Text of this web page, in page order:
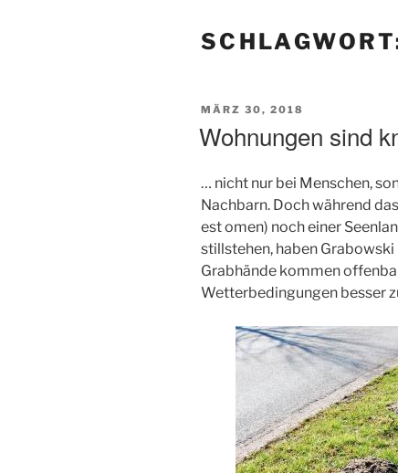
VERÖFFENTLICHT
MÄRZ 30, 2018
Wohnungen sind
… nicht nur bei Menschen,
Nachbarn. Doch während
est omen) noch einer
stillstehen, haben
Grabhände kommen
Wetterbedingungen besser